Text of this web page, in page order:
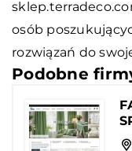
osób
rozwiązań do
Podobne